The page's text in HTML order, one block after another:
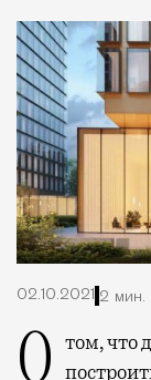
02.10.2021 2 мин.
О том, что девелопер «Интеко» вознамерился